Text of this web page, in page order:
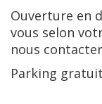
Ouverture en
vous selon
nous
Parking